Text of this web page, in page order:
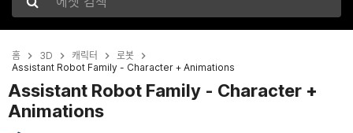
에셋 검색
홈 3D 캐릭터
로봇
Assistant Robot Family - Character + Animations
Assistant Robot Family - Character +
Animations